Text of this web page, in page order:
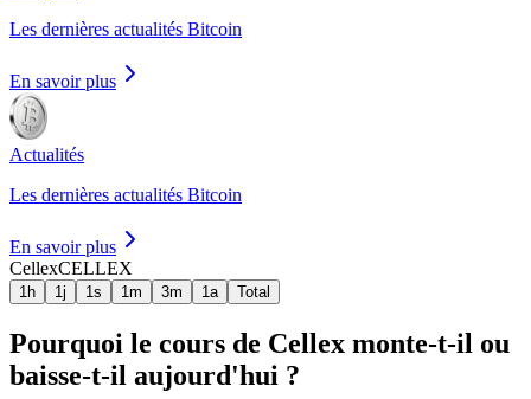
Les dernières actualités Bitcoin
En savoir plus
Actualités
Les dernières actualités Bitcoin
En savoir plus
CellexCELLEX
1h 1j 1s 1m 3m 1a Total
Pourquoi le cours de Cellex monte-t-il ou
baisse-t-il aujourd'hui ?